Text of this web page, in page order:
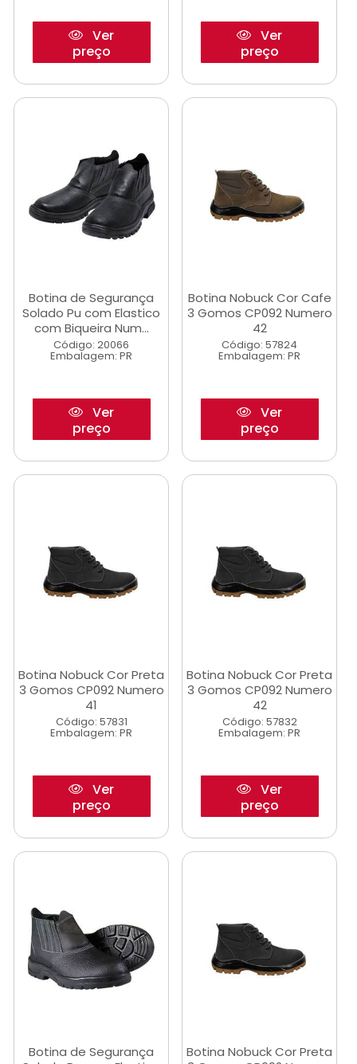
Ver
preço
Ver
preço
Botina de Segurança
Solado Pu com Elastico
com Biqueira Num...
Código: 20066
Embalagem: PR
Ver
preço
Botina Nobuck Cor Cafe
3 Gomos CP092 Numero
42
Código: 57824
Embalagem: PR
Ver
preço
Botina Nobuck Cor Preta
3 Gomos CP092 Numero
41
Código: 57831
Embalagem: PR
Ver
preço
Botina Nobuck Cor Preta
3 Gomos CP092 Numero
42
Código: 57832
Embalagem: PR
Ver
preço
Botina de Segurança
Botina Nobuck Cor Preta